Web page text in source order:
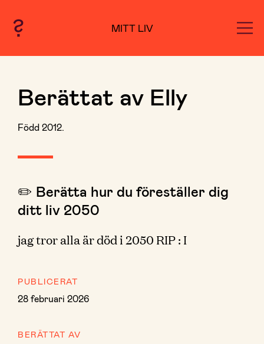
MITT LIV
Berättat av Elly
Född 2012.
✏️ Berätta hur du föreställer dig
ditt liv 2050
jag tror alla är död i 2050 RIP : I
PUBLICERAT
28 februari 2026
BERÄTTAT AV